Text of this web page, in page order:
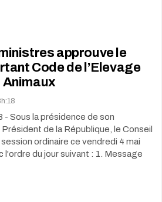
approuve le
Code de l’Elevage
- Sous la présidence de son
de la République, le Conseil
ordinaire ce vendredi 4 mai
l'ordre du jour suivant : 1. Message